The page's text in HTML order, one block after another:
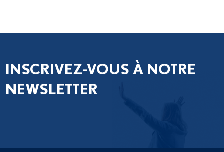
INSCRIVEZ-VOUS À NOTRE
NEWSLETTER